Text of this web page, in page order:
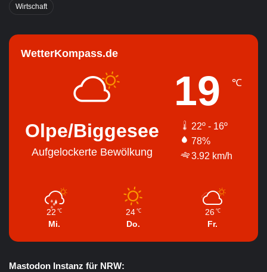
Wirtschaft
WetterKompass.de
Olpe/Biggesee
Aufgelockerte Bewölkung
19 ℃
22º - 16º
78%
3.92 km/h
22 ℃
Mi.
24 ℃
Do.
26 ℃
Fr.
Mastodon Instanz für NRW: